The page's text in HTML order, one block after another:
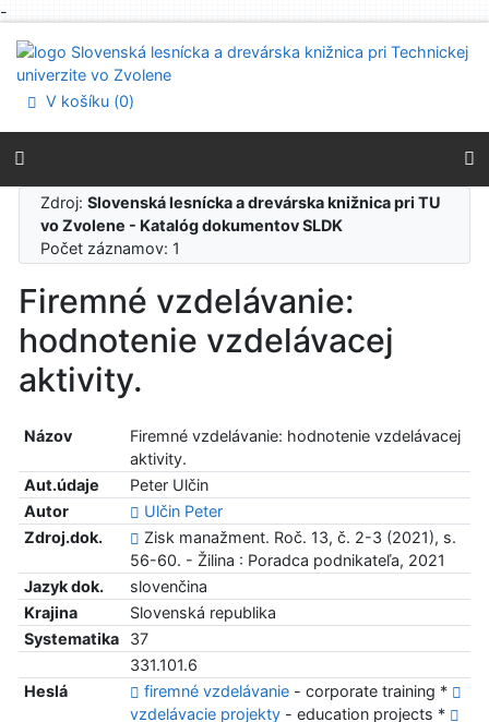
-
Prejsť na menu
Prehlásenie o webovej prístupnosti
V košíku (0)
Zdroj:Slovenská lesnícka a drevárska knižnica pri TU
vo Zvolene - Katalóg dokumentov SLDK
Počet záznamov: 1
Firemné vzdelávanie:
hodnotenie vzdelávacej
aktivity.
Názov
Firemné vzdelávanie: hodnotenie vzdelávacej
aktivity.
Aut.údaje
Peter Ulčin
Autor
Ulčin Peter
Zdroj.dok.
Zisk manažment. Roč. 13, č. 2-3 (2021), s.
56-60. - Žilina : Poradca podnikateľa, 2021
Jazyk dok.
slovenčina
Krajina
Slovenská republika
Systematika
37
331.101.6
Heslá
firemné vzdelávanie- corporate training *
vzdelávacie projekty- education projects *